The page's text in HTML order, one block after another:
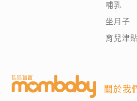
哺乳
坐月子
育兒津
關於我